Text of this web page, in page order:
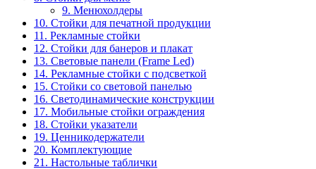
9. Менюхолдеры
10. Стойки для печатной продукции
11. Рекламные стойки
12. Стойки для банеров и плакат
13. Световые панели (Frame Led)
14. Рекламные стойки с подсветкой
15. Стойки со световой панелью
16. Светодинамические конструкции
17. Мобильные стойки ограждения
18. Стойки указатели
19. Ценникодержатели
20. Комплектующие
21. Настольные таблички